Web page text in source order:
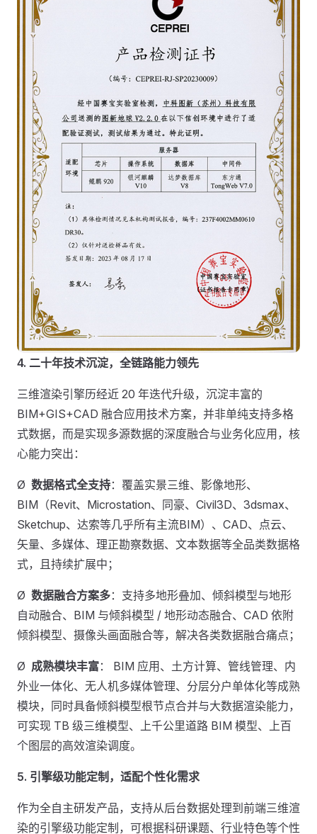
4. 二十年技术沉淀，全链路能力领先
三维渲染引擎历经近 20 年迭代升级，沉淀丰富的
BIM+GIS+CAD 融合应用技术方案，并非单纯支持多格
式数据，而是实现多源数据的深度融合与业务化应用，核
心能力突出：
Ø 数据格式全支持：覆盖实景三维、影像地形、
BIM（Revit、Microstation、同豪、Civil3D、3dsmax、
Sketchup、达索等几乎所有主流BIM）、CAD、点云、
矢量、多媒体、理正勘察数据、文本数据等全品类数据格
式，且持续扩展中；
Ø 数据融合方案多：支持多地形叠加、倾斜模型与地形
自动融合、BIM 与倾斜模型 / 地形动态融合、CAD 依附
倾斜模型、摄像头画面融合等，解决各类数据融合痛点；
Ø 成熟模块丰富： BIM 应用、土方计算、管线管理、内
外业一体化、无人机多媒体管理、分层分户单体化等成熟
模块，同时具备倾斜模型根节点合并与大数据渲染能力，
可实现 TB 级三维模型、上千公里道路 BIM 模型、上百
个图层的高效渲染调度。
5. 引擎级功能定制，适配个性化需求
作为全自主研发产品，支持从后台数据处理到前端三维渲
染的引擎级功能定制，可根据科研课题、行业特色等个性